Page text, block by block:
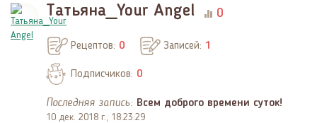
Татьяна_Your Angel 0
Рецептов: 0 Записей: 1
Подписчиков: 0
Последняя запись: Всем доброго времени суток!
10 дек. 2018 г., 18:23:29